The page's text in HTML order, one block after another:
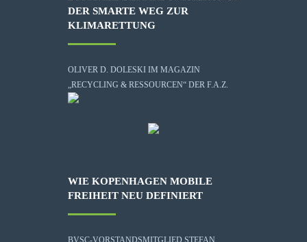
DER SMARTE WEG ZUR
KLIMARETTUNG
OLIVER D. DOLESKI IM MAGAZIN
„RECYCLING & RESSOURCEN“ DER F.A.Z.
WIE KOPENHAGEN MOBILE
FREIHEIT NEU DEFINIERT
BVSC-VORSTANDSMITGLIED STEFAN